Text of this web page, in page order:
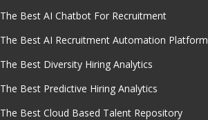
The Best AI Chatbot For Recruitment
The Best AI Recruitment Automation Platform
The Best Diversity Hiring Analytics
The Best Predictive Hiring Analytics
The Best Cloud Based Talent Repository